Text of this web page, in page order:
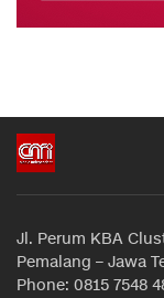
Jl. Perum KBA
Pemalang – Jawa
Phone: 0815 7548